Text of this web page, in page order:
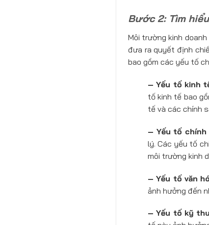
Bước 2: Tìm
Môi trường kinh
đưa ra quyết định
bao gồm các yếu tố
– Yếu tố kinh
tố kinh tế bao
tế và các chính
– Yếu tố
lý. Các yếu tố
môi trường kinh
– Yếu tố văn
ảnh hưởng đến
– Yếu tố kỹ